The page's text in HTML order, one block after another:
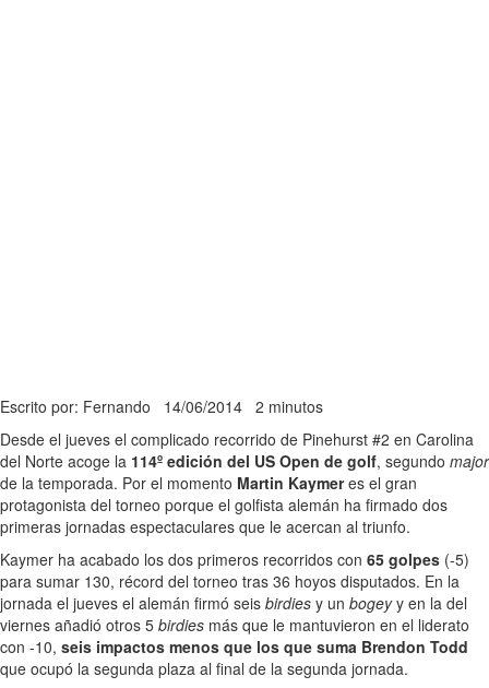
Escrito por: Fernando 14/06/2014 2 minutos
Desde el jueves el complicado recorrido de Pinehurst #2 en Carolina
del Norte acoge la 114º edición del US Open de golf, segundo major
de la temporada. Por el momento Martin Kaymeres el gran
protagonista del torneo porque el golfista alemán ha firmado dos
primeras jornadas espectaculares que le acercan al triunfo.
Kaymer ha acabado los dos primeros recorridos con 65 golpes (-5)
para sumar 130, récord del torneo tras 36 hoyos disputados. En la
jornada el jueves el alemán firmó seis birdies y un bogeyy en la del
viernes añadió otros 5 birdies más que le mantuvieron en el liderato
con -10, seis impactos menos que los que suma Brendon Todd
que ocupó la segunda plaza al final de la segunda jornada.